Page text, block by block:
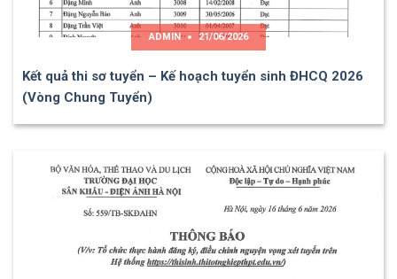
ADMIN 21/06/2026
Kết quả thi sơ tuyển – Kế hoạch tuyển sinh ĐHCQ 2026
(Vòng Chung Tuyển)